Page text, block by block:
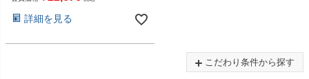
詳細を見る
こだわり条件から探す